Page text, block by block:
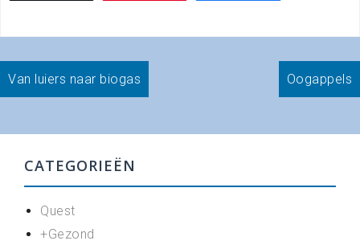
Bericht
navigatie
Van luiers naar biogas Oogappels
CATEGORIEËN
Quest
+Gezond